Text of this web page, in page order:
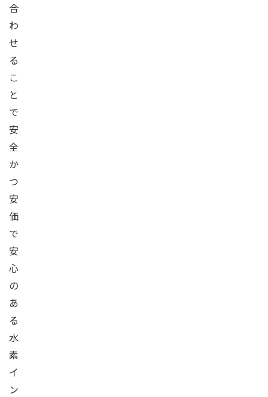
合
わ
せ
る
こ
と
で
安
全
か
つ
安
価
で
安
心
の
あ
る
水
素
イ
ン